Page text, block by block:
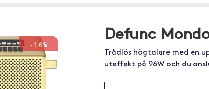
-16%
Defunc
Trådlös högtalare med en
uteffekt på 96W och du